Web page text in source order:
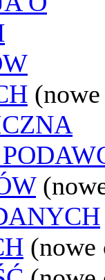
(nowe